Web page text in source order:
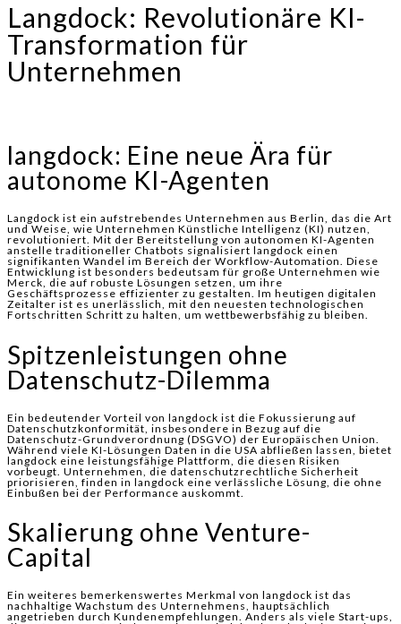
Langdock: Revolutionäre KI-
Transformation für
Unternehmen
langdock: Eine neue Ära für
autonome KI-Agenten
Langdock ist ein aufstrebendes Unternehmen aus Berlin, das die Art
und Weise, wie Unternehmen Künstliche Intelligenz (KI) nutzen,
revolutioniert. Mit der Bereitstellung von autonomen KI-Agenten
anstelle traditioneller Chatbots signalisiert langdock einen
signifikanten Wandel im Bereich der Workflow-Automation. Diese
Entwicklung ist besonders bedeutsam für große Unternehmen wie
Merck, die auf robuste Lösungen setzen, um ihre
Geschäftsprozesse effizienter zu gestalten. Im heutigen digitalen
Zeitalter ist es unerlässlich, mit den neuesten technologischen
Fortschritten Schritt zu halten, um wettbewerbsfähig zu bleiben.
Spitzenleistungen ohne
Datenschutz-Dilemma
Ein bedeutender Vorteil von langdock ist die Fokussierung auf
Datenschutzkonformität, insbesondere in Bezug auf die
Datenschutz-Grundverordnung (DSGVO) der Europäischen Union.
Während viele KI-Lösungen Daten in die USA abfließen lassen, bietet
langdock eine leistungsfähige Plattform, die diesen Risiken
vorbeugt. Unternehmen, die datenschutzrechtliche Sicherheit
priorisieren, finden in langdock eine verlässliche Lösung, die ohne
Einbußen bei der Performance auskommt.
Skalierung ohne Venture-
Capital
Ein weiteres bemerkenswertes Merkmal von langdock ist das
nachhaltige Wachstum des Unternehmens, hauptsächlich
angetrieben durch Kundenempfehlungen. Anders als viele Start-ups,